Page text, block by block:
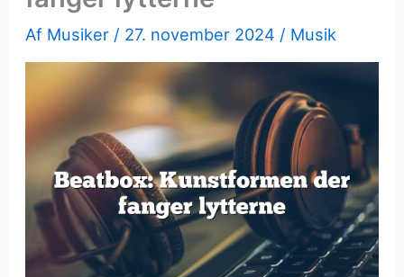
Af Musiker / 27. november 2024 / Musik